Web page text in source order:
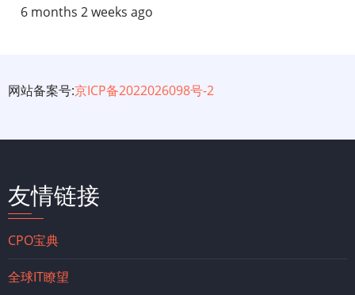
6 months 2 weeks ago
网站备案号:京ICP备2022026098号-2
友情链接
CPO宝典
全球IT瞭望